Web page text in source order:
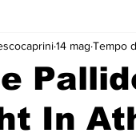
Artisti in concorso RTI
In
14 mag Tempo